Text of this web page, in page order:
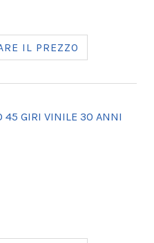
IL PREZZO
45 GIRI VINILE 30 ANNI